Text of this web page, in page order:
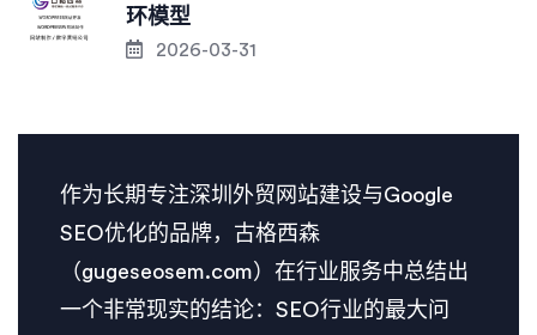
环模型
2026-03-31
作为长期专注深圳外贸网站建设与Google
SEO优化的品牌，古格西森
（gugeseosem.com）在行业服务中总结出
一个非常现实的结论：SEO行业的最大问